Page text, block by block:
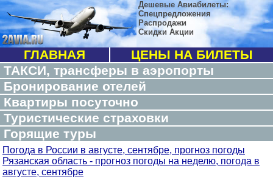
Дешевые Авиабилеты:
Спецпредложения
Распродажи
Скидки Акции
ГЛАВНАЯ
ЦЕНЫ НА БИЛЕТЫ
ТАКСИ, трансферы в аэропорты
Бронирование отелей
Квартиры посуточно
Туристические страховки
Горящие туры
Погода в России в августе, сентябре, прогноз погоды
Рязанская область - прогноз погоды на неделю, погода в
августе, сентябре